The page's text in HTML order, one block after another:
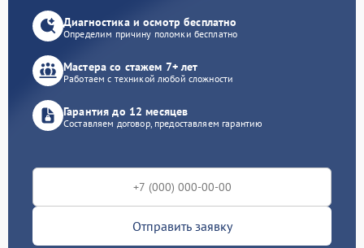
Диагностика и осмотр бесплатно
Определим причину поломки бесплатно
Мастера со стажем 7+ лет
Работаем с техникой любой сложности
Гарантия до 12 месяцев
Составляем договор, предоставляем гарантию
Отправить заявку